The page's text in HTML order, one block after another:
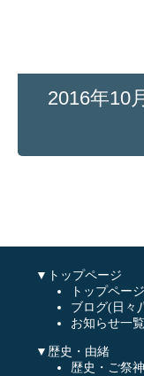
2016年10
▼トップページ
トップページ
ブログ(日々
お知らせ一覧
▼歴史・由緒
歴史・ご祭神